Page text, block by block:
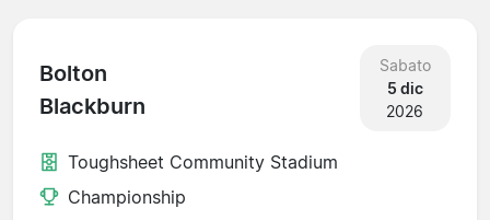
Bolton
Blackburn
Sabato
5 dic
2026
Toughsheet Community Stadium
Championship